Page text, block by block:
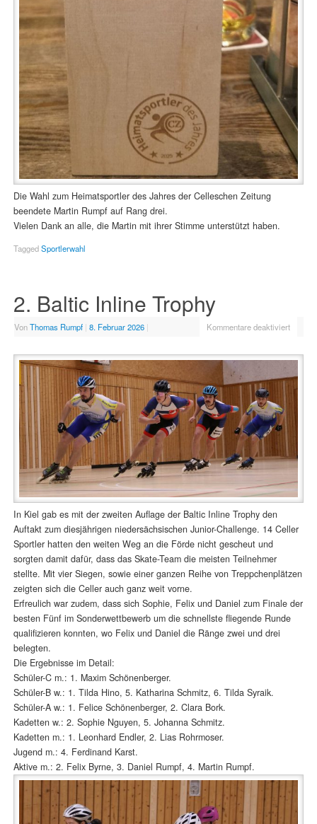
Die Wahl zum Heimatsportler des Jahres der Celleschen Zeitung
beendete Martin Rumpf auf Rang drei.
Vielen Dank an alle, die Martin mit ihrer Stimme unterstützt haben.
TaggedSportlerwahl
2. Baltic Inline Trophy
VonThomas Rumpf | 8. Februar 2026 | Kommentare deaktiviert
In Kiel gab es mit der zweiten Auflage der Baltic Inline Trophy den
Auftakt zum diesjährigen niedersächsischen Junior-Challenge. 14 Celler
Sportler hatten den weiten Weg an die Förde nicht gescheut und
sorgten damit dafür, dass das Skate-Team die meisten Teilnehmer
stellte. Mit vier Siegen, sowie einer ganzen Reihe von Treppchenplätzen
zeigten sich die Celler auch ganz weit vorne.
Erfreulich war zudem, dass sich Sophie, Felix und Daniel zum Finale der
besten Fünf im Sonderwettbewerb um die schnellste fliegende Runde
qualifizieren konnten, wo Felix und Daniel die Ränge zwei und drei
belegten.
Die Ergebnisse im Detail:
Schüler-C m.: 1. Maxim Schönenberger.
Schüler-B w.: 1. Tilda Hino, 5. Katharina Schmitz, 6. Tilda Syraik.
Schüler-A w.: 1. Felice Schönenberger, 2. Clara Bork.
Kadetten w.: 2. Sophie Nguyen, 5. Johanna Schmitz.
Kadetten m.: 1. Leonhard Endler, 2. Lias Rohrmoser.
Jugend m.: 4. Ferdinand Karst.
Aktive m.: 2. Felix Byrne, 3. Daniel Rumpf, 4. Martin Rumpf.